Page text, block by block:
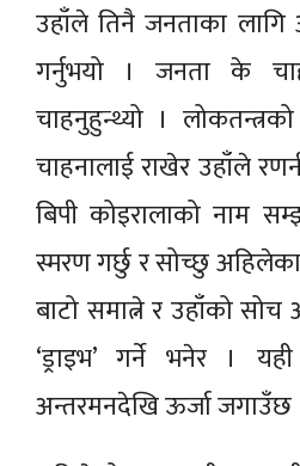
उहाँले तिनै जनताका
गर्नुभयो । जनता के
चाहनुहुन्थ्यो ।
चाहनालाई राखेर उहाँले
बिपी कोइरालाको नाम
स्मरण गर्छु र सोच्छु
बाटो समात्ने र उहाँको सोच
‘ड्राइभ’ गर्ने भनेर ।
अन्तरमनदेखि ऊर्जा जगाउँछ